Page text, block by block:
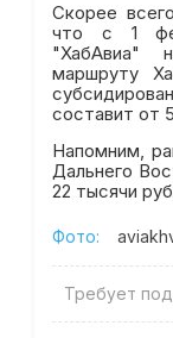
Скорее
что с 1
"ХабАвиа"
маршруту
составит от
Напомним,
Дальнего
22 тысячи
Фото:
Требует